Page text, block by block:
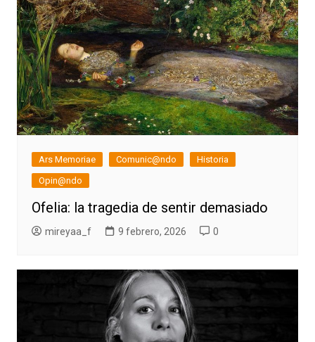
Ars Memoriae Comunic@ndo
Historia
Opin@ndo
Ofelia: la tragedia de sentir demasiado
mireyaa_f 9 febrero, 2026 0